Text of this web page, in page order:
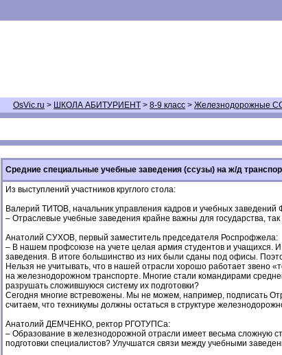
OsVic.ru > ШКОЛА АБИТУРИЕНТ > 8-9 класс > Железнодорожные
Средние специальные учебные заведения (ссузы) на ж/д
Из выступлений участников круглого стола:
Валерий ТИТОВ, начальник управления кадров и учебных заведений
– Отраслевые учебные заведения крайне важны для государства,
Анатолий СУХОВ, первый заместитель председателя Роспрофжела:
– В нашем профсоюзе на учете целая армия студентов и учащихся.
заведения. В итоге большинство из них были сданы под офисы.
Нельзя не учитывать, что в нашей отрасли хорошо работает звено
на железнодорожном транспорте. Многие стали командирами
разрушать сложившуюся систему их подготовки?
Сегодня многие встревожены. Мы не можем, например, подписать
считаем, что техникумы должны остаться в структуре
Анатолий ДЕМЧЕНКО, ректор РГОТУПСа:
– Образование в железнодорожной отрасли имеет весьма сложную
подготовки специалистов? Улучшатся связи между учебными